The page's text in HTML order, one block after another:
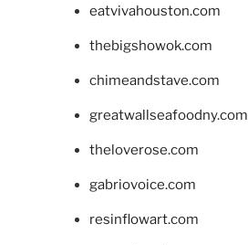
eatvivahouston.com
thebigshowok.com
chimeandstave.com
greatwallseafoodny.com
theloverose.com
gabriovoice.com
resinflowart.com